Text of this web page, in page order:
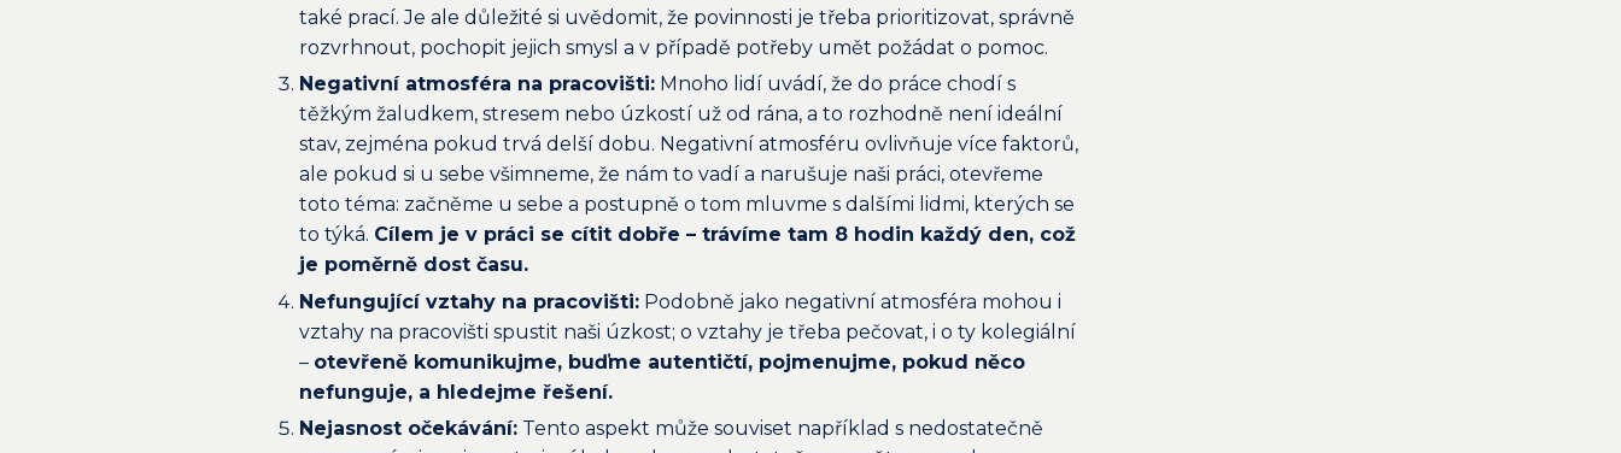
také prací. Je ale důležité si uvědomit, že povinnosti je třeba prioritizovat, správně
rozvrhnout, pochopit jejich smysl a v případě potřeby umět požádat o pomoc.
Negativní atmosféra na pracovišti: Mnoho lidí uvádí, že do práce chodí s
těžkým žaludkem, stresem nebo úzkostí už od rána, a to rozhodně není ideální
stav, zejména pokud trvá delší dobu. Negativní atmosféru ovlivňuje více faktorů,
ale pokud si u sebe všimneme, že nám to vadí a narušuje naši práci, otevřeme
toto téma: začněme u sebe a postupně o tom mluvme s dalšími lidmi, kterých se
to týká. Cílem je v práci se cítit dobře – trávíme tam 8 hodin každý den, což
je poměrně dost času.
Nefungující vztahy na pracovišti: Podobně jako negativní atmosféra mohou i
vztahy na pracovišti spustit naši úzkost; o vztahy je třeba pečovat, i o ty kolegiální
– otevřeně komunikujme, buďme autentičtí, pojmenujme, pokud něco
nefunguje, a hledejme řešení.
Nejasnost očekávání: Tento aspekt může souviset například s nedostatečně